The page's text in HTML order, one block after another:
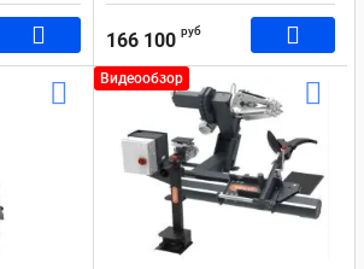
166 100 руб
Видеообзор